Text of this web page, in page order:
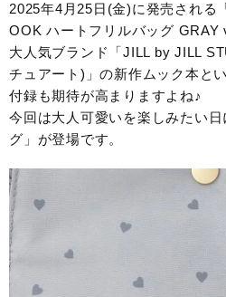
2025年4月25日(金)に発売される
OOK ハートフリルバッグ GRAY
大人気ブランド「JILL by JILL
チュアート)」の新作ムック本と
付録も期待が高まりますよね♪
今回は大人可愛いを楽しみたい
グ」が登場です。